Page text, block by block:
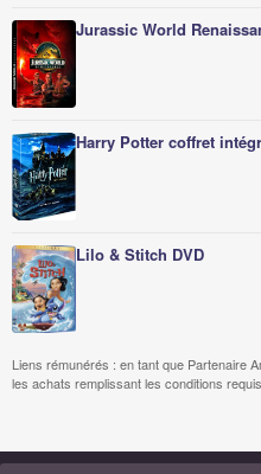
Jurassic World
Harry Potter coffret
Lilo & Stitch DVD
Liens rémunérés : en tant que Partenaire
les achats remplissant les conditions